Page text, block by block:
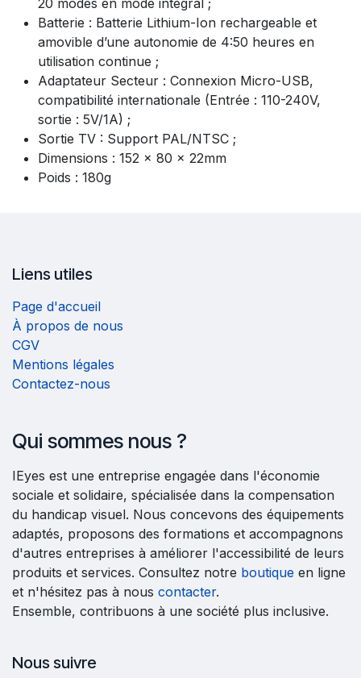
Batterie : Batterie Lithium-Ion rechargeable et
amovible d’une autonomie de 4:50 heures en
utilisation continue ;
Adaptateur Secteur : Connexion Micro-USB,
compatibilité internationale (Entrée : 110-240V,
sortie : 5V/1A) ;
Sortie TV : Support PAL/NTSC ;
Dimensions : 152 x 80 x 22mm
Poids : 180g
Liens utiles
Page d'accueil
À propos de nous
CGV
Mentions légales
Contactez-nous
Qui sommes nous ?
IEyes est une entreprise engagée dans l'économie
sociale et solidaire, spécialisée dans la compensation
du handicap visuel. Nous concevons des équipements
adaptés, proposons des formations et accompagnons
d'autres entreprises à améliorer l'accessibilité de leurs
produits et services. Consultez notre boutique en ligne
et n'hésitez pas à nous contacter.
Ensemble, contribuons à une société plus inclusive.
Nous suivre